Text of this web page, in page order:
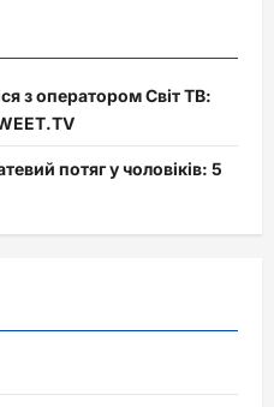
з оператором Світ ТВ:
потяг у чоловіків: 5